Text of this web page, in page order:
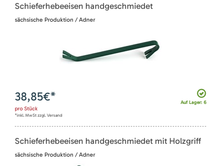
Schieferhebeeisen handgeschmiedet
sächsische Produktion / Adner
Auf Lager: 6
38,85€*
pro Stück
*inkl. MwSt zzgl. Versand
Schieferhebeeisen handgeschmiedet mit Holzgriff
sächsische Produktion / Adner